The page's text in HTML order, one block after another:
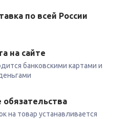
по всей России
на сайте
банковскими картами и
обязательства
на товар устанавливается